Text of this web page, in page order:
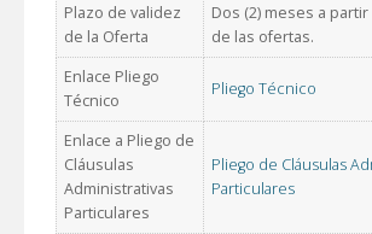
Plazo de validez
de la Oferta
Dos (2) meses a
de las ofertas.
Enlace Pliego
Técnico
Pliego Técnico
Enlace a Pliego de
Cláusulas
Administrativas
Particulares
Pliego de Cláusulas
Particulares